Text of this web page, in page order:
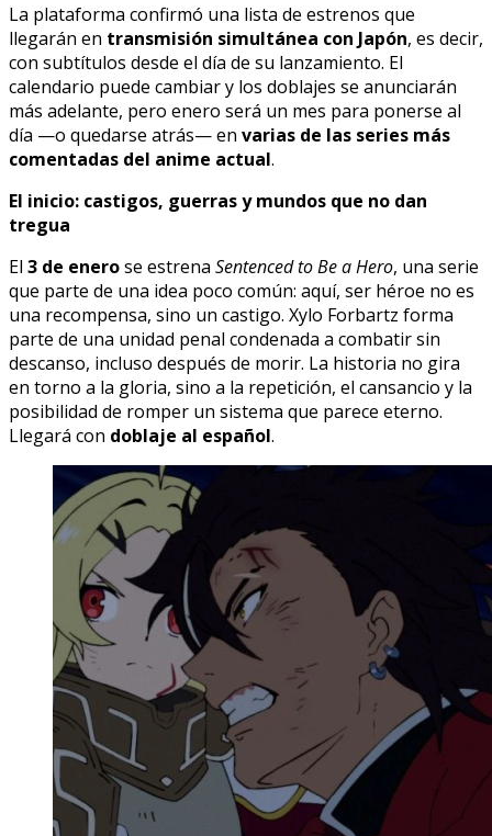
La plataforma confirmó una lista de estrenos que
llegarán en transmisión simultánea con Japón, es decir,
con subtítulos desde el día de su lanzamiento. El
calendario puede cambiar y los doblajes se anunciarán
más adelante, pero enero será un mes para ponerse al
día —o quedarse atrás— en varias de las series más
comentadas del anime actual.
El inicio: castigos, guerras y mundos que no dan
tregua
El 3 de enerose estrena Sentenced to Be a Hero, una serie
que parte de una idea poco común: aquí, ser héroe no es
una recompensa, sino un castigo. Xylo Forbartz forma
parte de una unidad penal condenada a combatir sin
descanso, incluso después de morir. La historia no gira
en torno a la gloria, sino a la repetición, el cansancio y la
posibilidad de romper un sistema que parece eterno.
Llegará con doblaje al español.